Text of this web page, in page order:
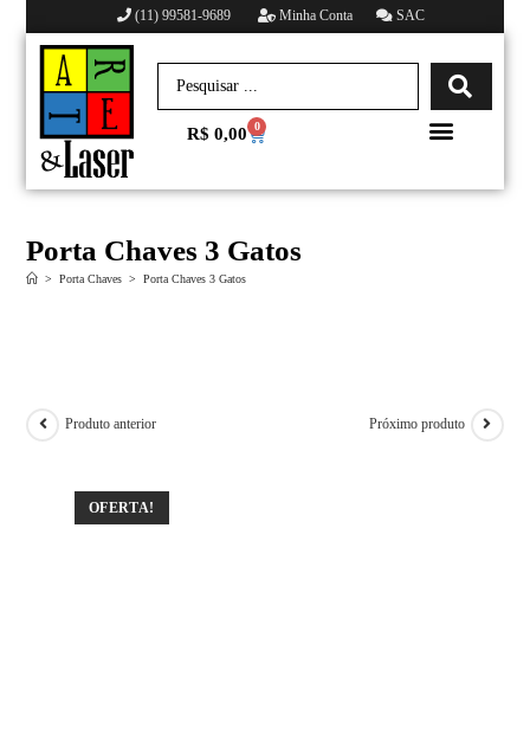
(11) 99581-9689 Minha Conta SAC
R$ 0,00 0
Porta Chaves 3 Gatos
> Porta Chaves > Porta Chaves 3 Gatos
OFERTA!
Produto anterior Próximo produto